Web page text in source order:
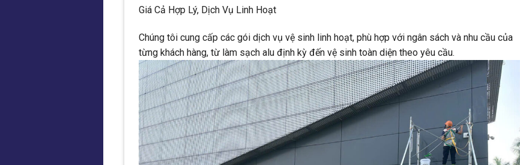
Giá Cả Hợp Lý, Dịch Vụ Linh Hoạt
Chúng tôi cung cấp các gói dịch vụ vệ sinh linh hoạt, phù hợp với ngân sách và nhu cầu của
từng khách hàng, từ làm sạch alu định kỳ đến vệ sinh toàn diện theo yêu cầu.